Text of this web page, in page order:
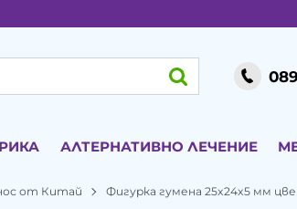
АЛТЕРНАТИВНО ЛЕЧЕНИЕ
от Китай Фигурка гумена 25x24x5 мм